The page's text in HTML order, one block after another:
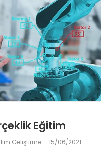
Eğitim
Geliştirme 15/06/2021